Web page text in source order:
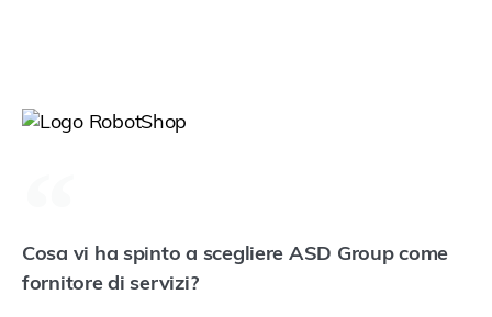
Cosa vi ha spinto a scegliere ASD Group come
fornitore di servizi?